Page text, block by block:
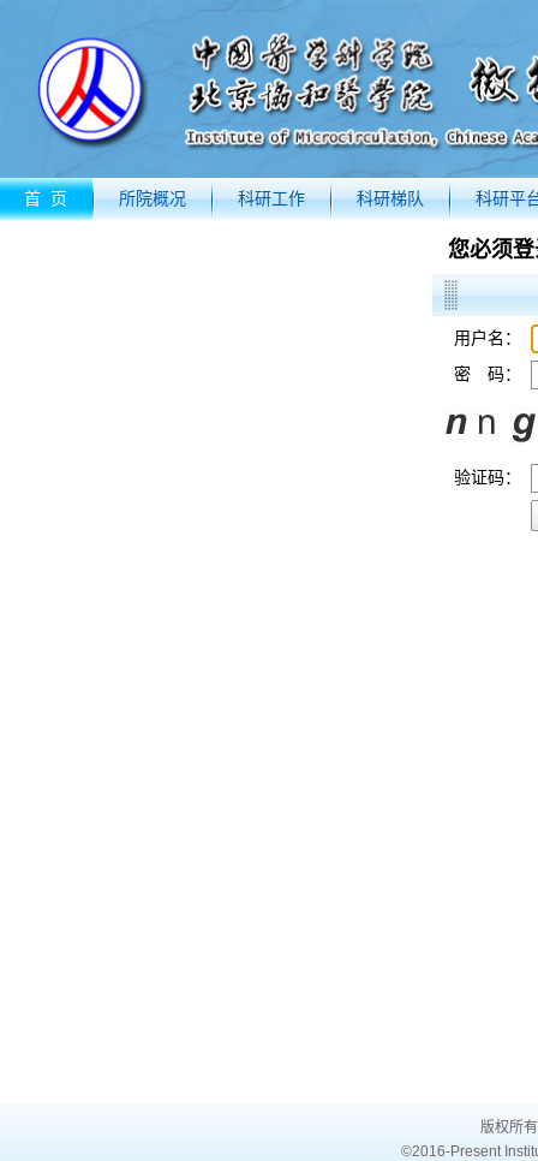
首 页 所院概况 科研工作 科研梯队 科研平
您必须
用户名：
密 码：
验证码：
版权所
©2016-Present